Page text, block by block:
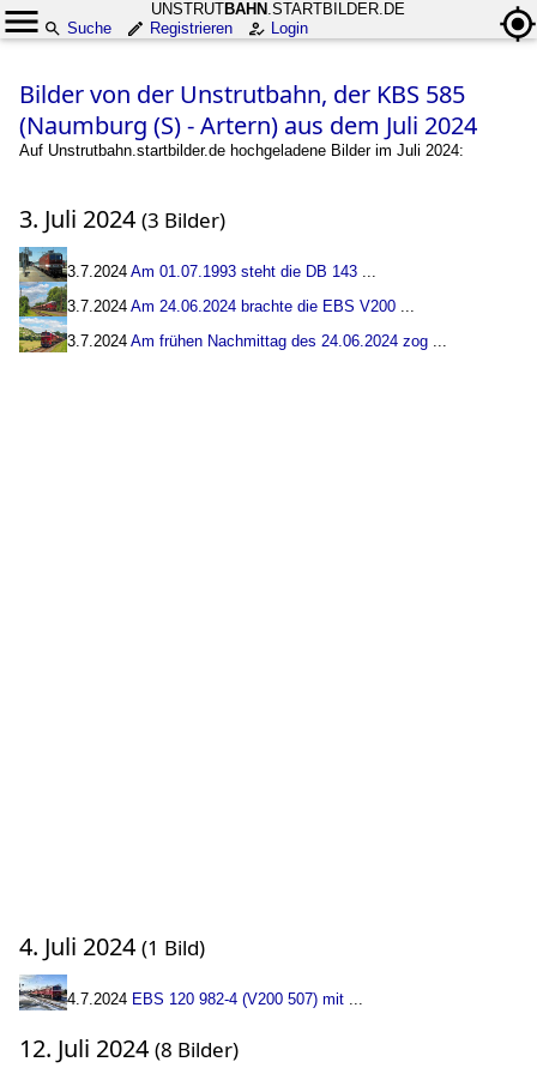
UNSTRUTBAHN .STARTBILDER.DE
Suche
Registrieren Login
Bilder von der Unstrutbahn, der KBS 585
(Naumburg (S) - Artern) aus dem Juli 2024
Auf Unstrutbahn.startbilder.de hochgeladene Bilder im Juli 2024:
3. Juli 2024 (3 Bilder)
3.7.2024 Am 01.07.1993 steht die DB 143 ...
3.7.2024 Am 24.06.2024 brachte die EBS V200 ...
3.7.2024 Am frühen Nachmittag des 24.06.2024 zog ...
4. Juli 2024 (1 Bild)
4.7.2024 EBS 120 982-4 (V200 507) mit ...
12. Juli 2024 (8 Bilder)